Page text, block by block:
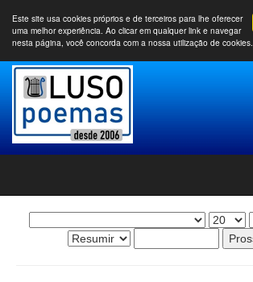
Este site usa cookies próprios e de terceiros para lhe oferecer
uma melhor experiência. Ao clicar em qualquer link e navegar
nesta página, você concorda com a nossa utilização de cookies.